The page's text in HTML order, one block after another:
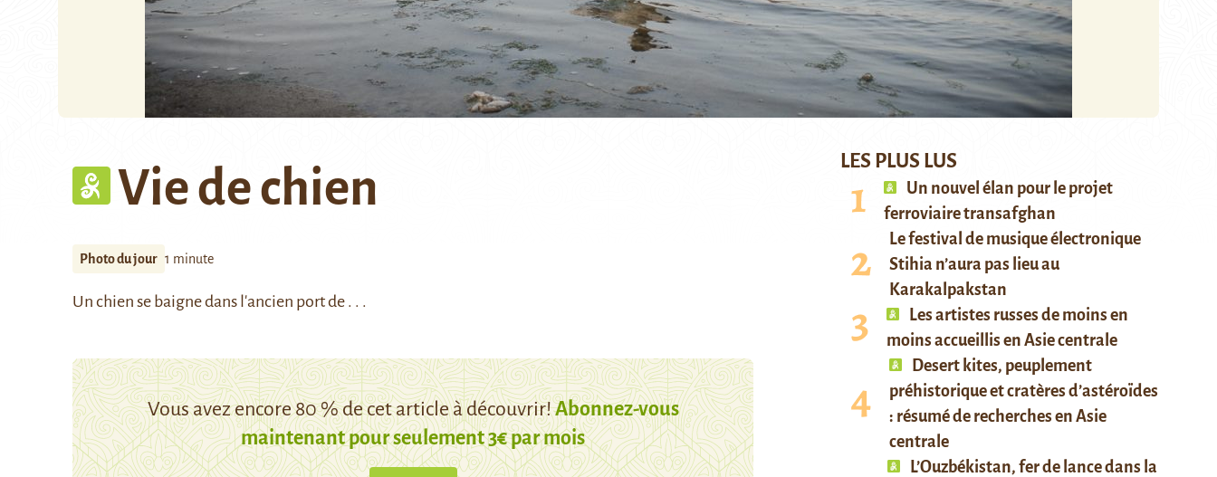
Vie de chien
Photo du jour 1 minute
Un chien se baigne dans l'ancien port de . . .
Vous avez encore 80 % de cet article à découvrir!Abonnez-vous
maintenant pour seulement 3€ par mois
LES PLUS LUS
Un nouvel élan pour le projet
ferroviaire transafghan
Le festival de musique électronique
Stihia n’aura pas lieu au
Karakalpakstan
Les artistes russes de moins en
moins accueillis en Asie centrale
Desert kites, peuplement
préhistorique et cratères d’astéroïdes
: résumé de recherches en Asie
centrale
L’Ouzbékistan, fer de lance dans la